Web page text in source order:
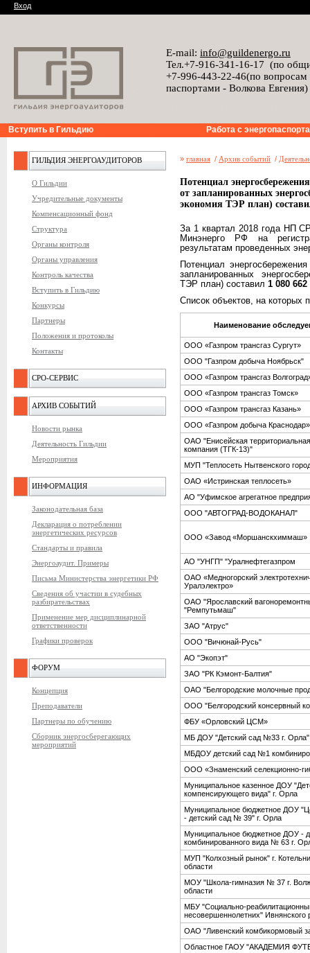
Вход
E-mail: info@guildenergo.ru
Тел.+7-916-341-16-17 (по
+7-996-443-22-46(по
паспортами - Волкова Евгения)
Вступить в Гильдию Работа с
ГИЛЬДИЯ ЭНЕРГОАУДИТОРОВ
О Гильдии
Учредительные документы
Компенсационный фонд
Структура
Органы контроля
Органы управления
Контроль качества
Вступить в Гильдию
Конкурсы
Партнеры
Положения и протоколы
Контакты
СРО-СЕРВИС
АРХИВ СОБЫТИЙ
Новости рынка
Деятельность Гильдии
Мероприятия
ИНФОРМАЦИЯ
Законодательная база
Декларация о потреблении
энергетических ресурсов
Стандарты и правила
Энергоаудит. Примеры
Письма Министерства энергетики РФ
Сведения об участии в судебных
разбирательствах
Применение мер дисциплинарной
ответственности
Графики проверок
ФОРУМ
Концепция
Преподаватели
Партнеры по обучению
Сборник энергосберегающих
мероприятий
» главная / Архив событий /
Потенциал
от запланированных
экономия ТЭР план)
За 1 квартал 2018 года НП
Минэнерго РФ на
результатам проведенных
Потенциал
запланированных
ТЭР план) составил 1 080
Список объектов, на которых
Наименование
ООО «Газпром трансгаз Сургут»
ООО "Газпром добыча Ноябрьск"
ООО «Газпром трансгаз
ООО «Газпром трансгаз Томск»
ООО «Газпром трансгаз Казань»
ООО «Газпром добыча Краснодар»
ОАО "Енисейская
компания (ТГК-13)"
МУП "Теплосеть Нытвенского
ОАО «Истринская теплосеть»
АО "Уфимское агрегатное
ООО "АВТОГРАД-ВОДОКАНАЛ"
ООО «Завод «Моршанскхиммаш»
АО "УНГП" "Уралнефтегазпром
ОАО «Медногорский
Уралэлектро»
ОАО "Ярославский
"Ремпутьмаш"
ЗАО "Атрус"
ООО "Вичюнай-Русь"
АО "Экопэт"
ЗАО "РК Кэмонт-Балтия"
ОАО "Белгородские молочные
ООО "Белгородский консервный
ФБУ «Орловский ЦСМ»
МБ ДОУ "Детский сад №33 г. Орла"
МБДОУ детский сад №1
ООО «Знаменский селекционно-
Муниципальное казенное ДОУ
компенсирующего вида" г. Орла
Муниципальное бюджетное ДОУ
- детский сад № 39" г. Орла
Муниципальное бюджетное ДОУ -
комбинированного вида № 63 г.
МУП "Колхозный рынок" г.
области
МОУ "Школа-гимназия № 37 г.
области
МБУ "Социально-
несовершеннолетних" Ивнянского
ОАО "Ливенский комбикормовый
Областное ГАОУ "АКАДЕМИЯ